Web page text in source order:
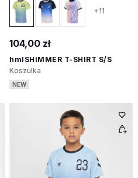
+11
104,00 zł
hmlSHIMMER T-SHIRT S/S
Koszulka
NEW